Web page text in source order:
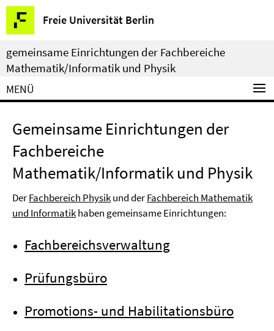
Springe
direkt
zu
Inhalt
Freie Universität Berlin
Service-
Navigation
gemeinsame Einrichtungen der Fachbereiche
Mathematik/Informatik und Physik
MENÜ
Gemeinsame Einrichtungen der
Fachbereiche
Mathematik/Informatik und Physik
DerFachbereich Physikund derFachbereich Mathematik
und Informatikhaben gemeinsame Einrichtungen:
Fachbereichsverwaltung
Prüfungsbüro
Promotions- und Habilitationsbüro